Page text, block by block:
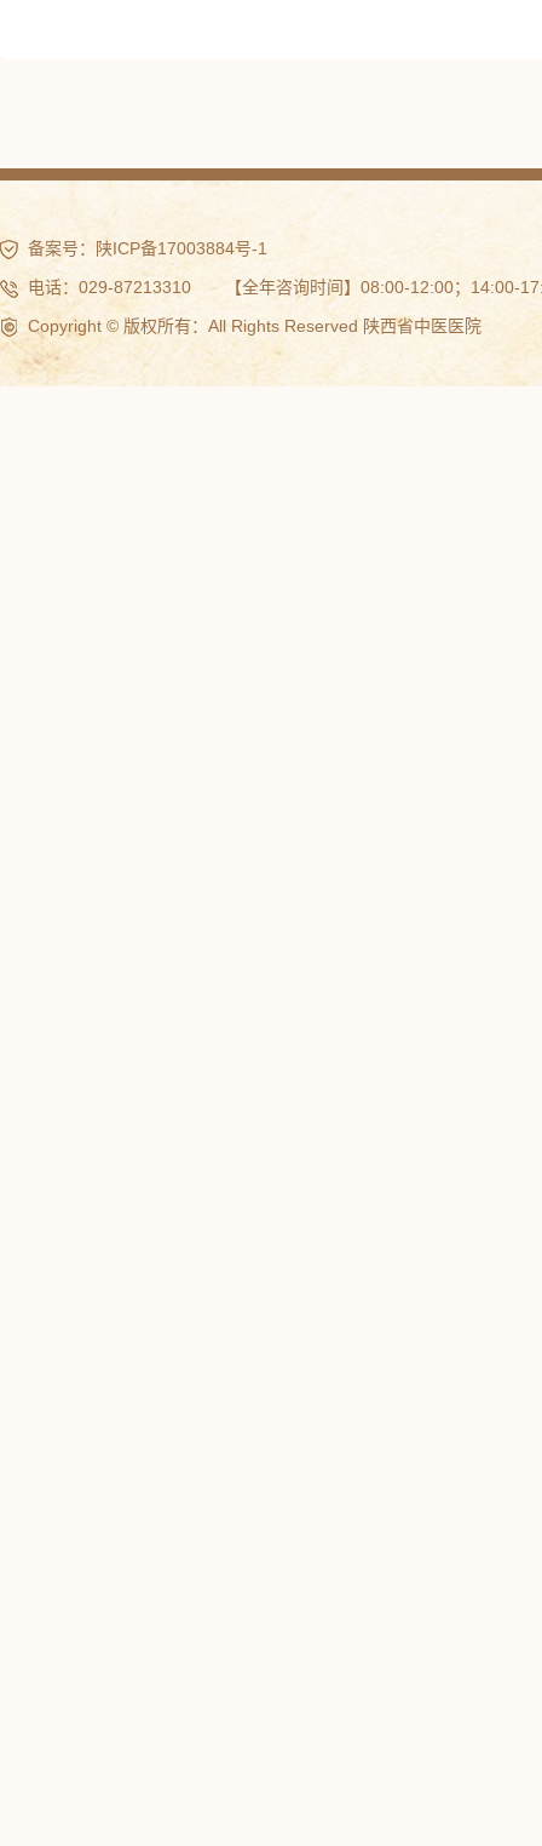
备案号：
陕ICP备17003884号-1
电话：029-87213310 【全年咨询时间】08:00-12:00；14:00-
Copyright © 版权所有：All Rights Reserved 陕西省中医医院